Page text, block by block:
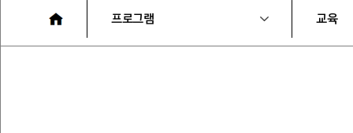
프로그램 교육